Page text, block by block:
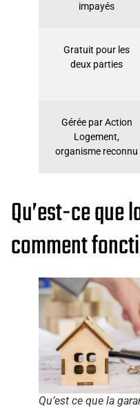
impayés
Gratuit pour les
deux parties
Gérée par Action
Logement,
organisme reconnu
Qu’est-ce que
comment
Qu’est ce que la